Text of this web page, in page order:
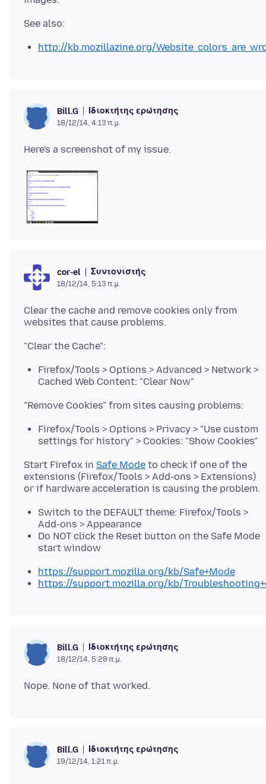
http://kb.mozillazine.org/
Bill.G Ιδιοκτήτης ερώτησης
18/12/14, 4:13 π.μ.
cor-el Συντονιστής
18/12/14, 5:13 π.μ.
Clear the cache and remove cookies only from
Firefox/Tools > Options > Advanced > Network >
Cached Web Content: "Clear Now"
Firefox/Tools > Options > Privacy > "Use custom
settings for history" > Cookies: "Show Cookies"
Start Firefox in Safe Mode to check if one of the
extensions (Firefox/Tools > Add-ons > Extensions)
Switch to the DEFAULT theme: Firefox/Tools >
Add-ons > Appearance
Do NOT click the Reset button on the Safe Mode
start window
https://support.mozilla.org/kb/Safe+Mode
https://support.mozilla.org/kb/
Bill.G Ιδιοκτήτης ερώτησης
18/12/14, 5:28 π.μ.
Bill.G Ιδιοκτήτης ερώτησης
19/12/14, 1:21 π.μ.